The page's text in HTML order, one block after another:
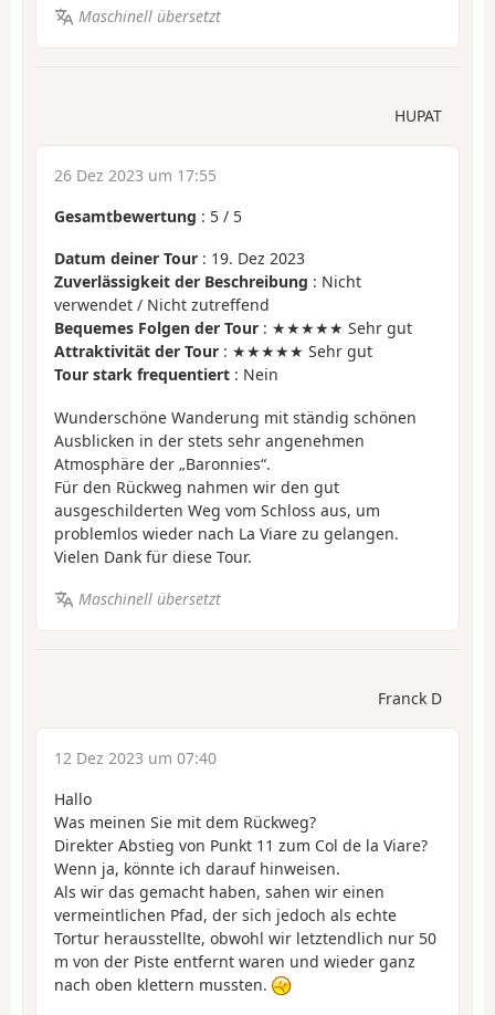
Maschinell übersetzt
HUPAT
26 Dez 2023 um 17:55
Gesamtbewertung : 5 / 5
Datum deiner Tour : 19. Dez 2023
Zuverlässigkeit der Beschreibung : Nicht
verwendet / Nicht zutreffend
Bequemes Folgen der Tour : ★★★★★ Sehr gut
Attraktivität der Tour : ★★★★★ Sehr gut
Tour stark frequentiert : Nein
Wunderschöne Wanderung mit ständig schönen
Ausblicken in der stets sehr angenehmen
Atmosphäre der „Baronnies“.
Für den Rückweg nahmen wir den gut
ausgeschilderten Weg vom Schloss aus, um
problemlos wieder nach La Viare zu gelangen.
Vielen Dank für diese Tour.
Maschinell übersetzt
Franck D
12 Dez 2023 um 07:40
Hallo
Was meinen Sie mit dem Rückweg?
Direkter Abstieg von Punkt 11 zum Col de la Viare?
Wenn ja, könnte ich darauf hinweisen.
Als wir das gemacht haben, sahen wir einen
vermeintlichen Pfad, der sich jedoch als echte
Tortur herausstellte, obwohl wir letztendlich nur 50
m von der Piste entfernt waren und wieder ganz
nach oben klettern mussten.